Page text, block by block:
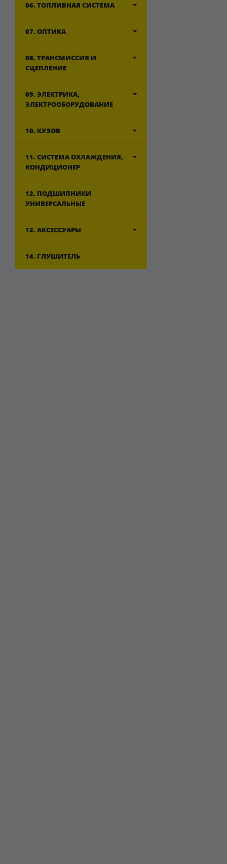
06. ТОПЛИВНАЯ СИСТЕМА
07. ОПТИКА
08. ТРАНСМИССИЯ И
СЦЕПЛЕНИЕ
09. ЭЛЕКТРИКА,
ЭЛЕКТРООБОРУДОВАНИЕ
10. КУЗОВ
11. СИСТЕМА ОХЛАЖДЕНИЯ,
КОНДИЦИОНЕР
12. ПОДШИПНИКИ
УНИВЕРСАЛЬНЫЕ
13. АКСЕССУАРЫ
14. ГЛУШИТЕЛЬ